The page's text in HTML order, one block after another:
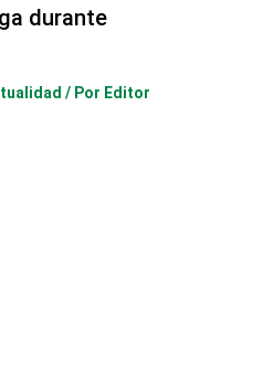
durante
/ Por Editor